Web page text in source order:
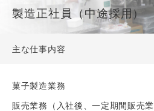
製造正社員（中途採用）
主な仕事内容
菓子製造業務
販売業務（入社後、一定期間販売業